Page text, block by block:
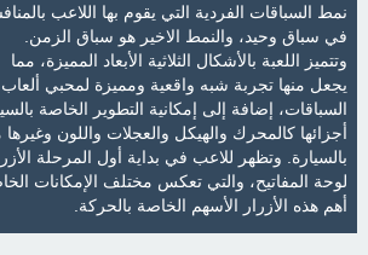
نمط السباقات الفردية التي يقوم بها اللاعب
في سباق وحيد، والنمط الاخير هو سباق الزمن.
وتتميز اللعبة بالأشكال الثلاثية الأبعاد المميزة، مما
يجعل منها تجربة شبه واقعية ومميزة لمحبي ألعاب
السباقات، إضافة إلى إمكانية التطوير الخاصة
أجزائها كالمحرك والهيكل والعجلات واللون وغيرها
بالسيارة. وتظهر للاعب في بداية أول المرحلة
لوحة المفاتيح، والتي تعكس مختلف الإمكانات
أهم هذه الأزرار الأسهم الخاصة بالحركة.